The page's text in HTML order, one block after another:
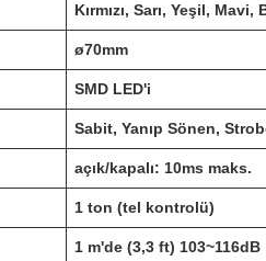
Kırmızı, Sarı, Yeşil, Mavi,
ø70mm
SMD LED'i
Sabit, Yanıp Sönen,
açık/kapalı: 10ms maks.
1 ton (tel kontrolü)
1 m'de (3,3 ft) 103~116dB